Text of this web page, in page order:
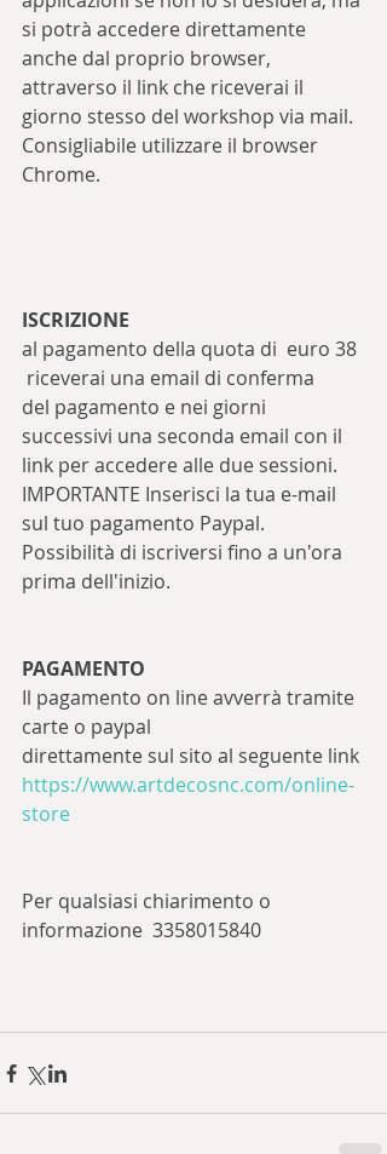
si potrà accedere direttamente
anche dal proprio browser,
attraverso il link che riceverai il
giorno stesso del workshop via mail.
Consigliabile utilizzare il browser
Chrome.
ISCRIZIONE
al pagamento della quota di  euro 38
riceverai una email di conferma
del pagamento e nei giorni
successivi una seconda email con il
link per accedere alle due sessioni.
IMPORTANTE Inserisci la tua e-mail
sul tuo pagamento Paypal.
Possibilità di iscriversi fino a un'ora
prima dell'inizio.
PAGAMENTO
Il pagamento on line avverrà tramite
carte o paypal
direttamente sul sito al seguente link
https://www.artdecosnc.com/online-
store
Per qualsiasi chiarimento o
informazione  3358015840